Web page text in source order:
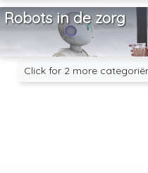
Robots in de zorg
Click for 2 more